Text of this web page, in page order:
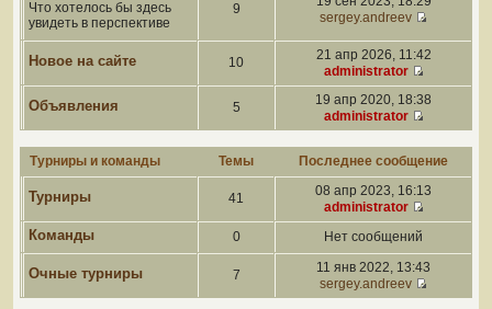
Что хотелось бы здесь
увидеть в перспективе
9
sergey.andreev
Новое на сайте 10
21 апр 2026, 11:42
administrator
Объявления 5
19 апр 2020, 18:38
administrator
Турниры и команды Темы Последнее сообщение
Турниры 41
08 апр 2023, 16:13
administrator
Команды 0 Нет сообщений
Очные турниры 7
11 янв 2022, 13:43
sergey.andreev